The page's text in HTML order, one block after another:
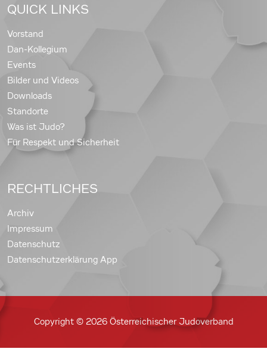
QUICK LINKS
Vorstand
Dan-Kollegium
Events
Bilder und Videos
Downloads
Standorte
Was ist Judo?
Für Respekt und Sicherheit
RECHTLICHES
Archiv
Impressum
Datenschutz
Datenschutzerklärung App
Copyright © 2026 Österreichischer Judoverband